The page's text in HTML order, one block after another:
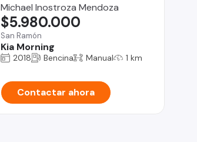
Michael Inostroza Mendoza
San Ramón
Kia Morning
$5.980.000
2018 Bencina Manual 1 km
Contactar ahora